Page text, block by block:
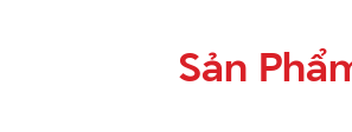
Sản